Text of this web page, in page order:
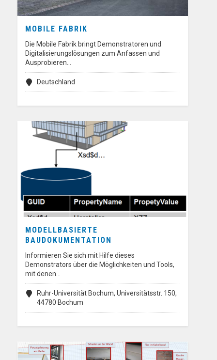
MOBILE FABRIK
Die Mobile Fabrik bringt Demonstratoren und
Digitalisierungslösungen zum Anfassen und
Ausprobieren…
Deutschland
MODELLBASIERTE
BAUDOKUMENTATION
Informieren Sie sich mit Hilfe dieses
Demonstrators über die Möglichkeiten und Tools,
mit denen…
Ruhr-Universität Bochum, Universitätsstr. 150,
44780 Bochum